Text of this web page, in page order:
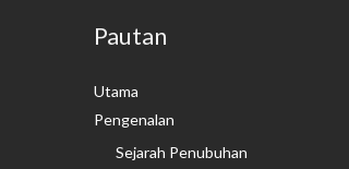
Pautan
Utama
Pengenalan
Sejarah Penubuhan